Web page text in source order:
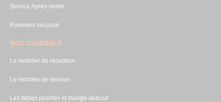
Service Après-Vente
Paiement sécurisé
NOS CONSEILS
Le mobilier de réception
Le mobilier de réunion
Les tables pliantes et mange-debout